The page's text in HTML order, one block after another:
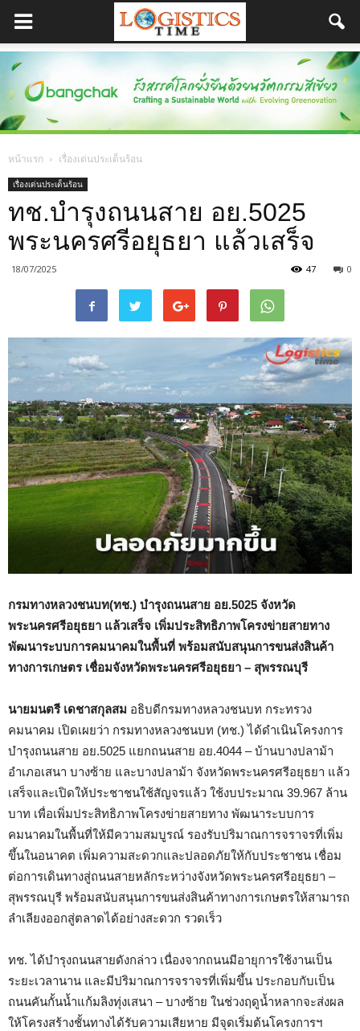
หน้าแรก เรื่องเด่นประเด็นร้อน
เรื่องเด่นประเด็นร้อน
ทช.บำรุงถนนสาย อย.5025
พระนครศรีอยุธยา แล้วเสร็จ
18/07/2025 0
47
กรมทางหลวงชนบท(ทช.) บำรุงถนนสาย อย.5025 จังหวัด
พระนครศรีอยุธยา แล้วเสร็จ เพิ่มประสิทธิภาพโครงข่ายสายทาง
พัฒนาระบบการคมนาคมในพื้นที่ พร้อมสนับสนุนการขนส่งสินค้า
ทางการเกษตร เชื่อมจังหวัดพระนครศรีอยุธยา – สุพรรณบุรี
นายมนตรี เดชาสกุลสม อธิบดีกรมทางหลวงชนบท กระทรวง
คมนาคม เปิดเผยว่า กรมทางหลวงชนบท (ทช.) ได้ดำเนินโครงการ
บำรุงถนนสาย อย.5025 แยกถนนสาย อย.4044 – บ้านบางปลาม้า
อำเภอเสนา บางซ้าย และบางปลาม้า จังหวัดพระนครศรีอยุธยา แล้ว
เสร็จและเปิดให้ประชาชนใช้สัญจรแล้ว ใช้งบประมาณ 39.967 ล้าน
บาท เพื่อเพิ่มประสิทธิภาพโครงข่ายสายทาง พัฒนาระบบการ
คมนาคมในพื้นที่ให้มีความสมบูรณ์ รองรับปริมาณการจราจรที่เพิ่ม
ขึ้นในอนาคต เพิ่มความสะดวกและปลอดภัยให้กับประชาชน เชื่อม
ต่อการเดินทางสู่ถนนสายหลักระหว่างจังหวัดพระนครศรีอยุธยา –
สุพรรณบุรี พร้อมสนับสนุนการขนส่งสินค้าทางการเกษตรให้สามารถ
ลำเลียงออกสู่ตลาดได้อย่างสะดวก รวดเร็ว
ทช. ได้บำรุงถนนสายดังกล่าว เนื่องจากถนนมีอายุการใช้งานเป็น
ระยะเวลานาน และมีปริมาณการจราจรที่เพิ่มขึ้น ประกอบกับเป็น
ถนนคันกั้นน้ำแก้มลิงทุ่งเสนา – บางซ้าย ในช่วงฤดูน้ำหลากจะส่งผล
ให้โครงสร้างชั้นทางได้รับความเสียหาย มีจุดเริ่มต้นโครงการฯ